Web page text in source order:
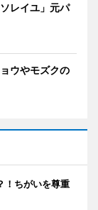
レイユ」元パ
ウやモズクの
！ちがいを尊重